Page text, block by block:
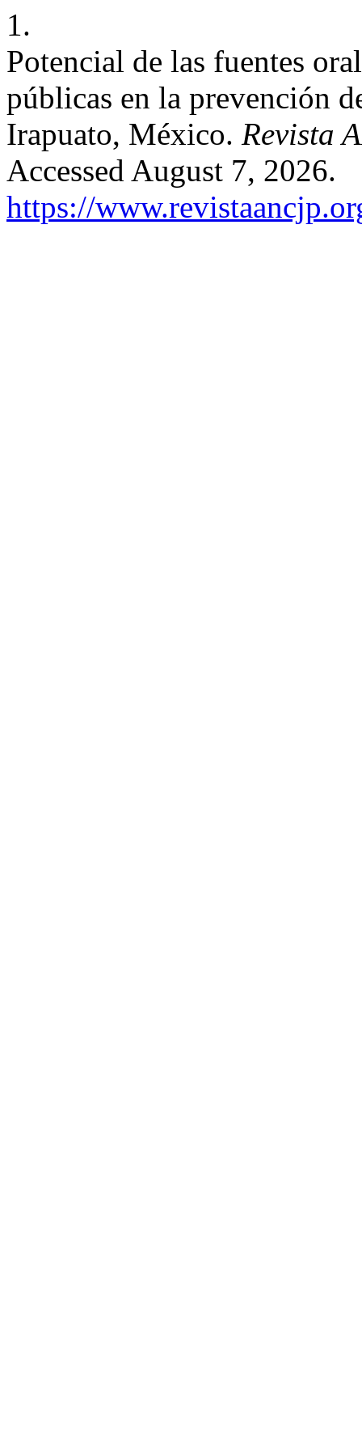
1.
Potencial de las fuentes
públicas en la prevención
Irapuato, México. Revista
Accessed August 7, 2026.
https://